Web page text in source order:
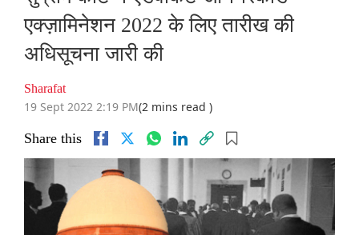
एक्ज़ामिनेशन 2022 के लिए तारीख की
अधिसूचना जारी की
Sharafat
19 Sept 2022 2:19 PM(2 mins read )
Share this